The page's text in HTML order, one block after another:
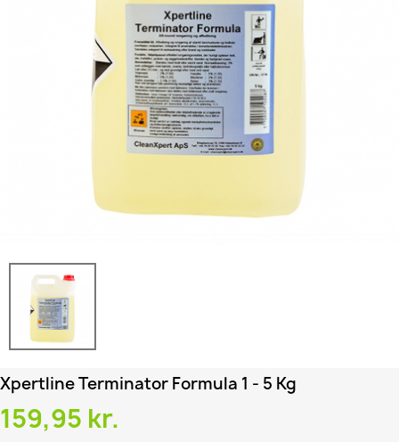
Xpertline Terminator Formula 1 - 5 Kg
159,95 kr.